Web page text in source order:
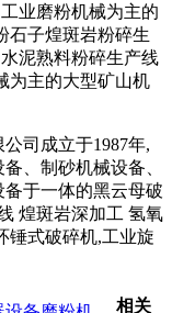
业磨粉机械为主的
石子煌斑岩粉碎生
泥熟料粉碎生产线
为主的大型矿山机
司成立于1987年,
、制砂机械设备、
于一体的黑云母破
煌斑岩深加工 氢氧
锤式破碎机,工业旋
相关